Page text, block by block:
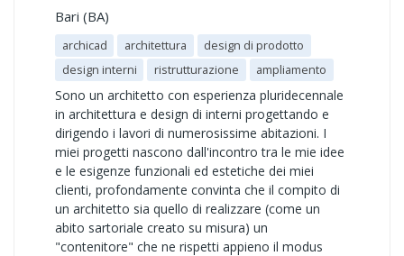
Bari (BA)
archicad architettura
design di prodotto
design interni
ristrutturazione ampliamento
Sono un architetto con esperienza pluridecennale
in architettura e design di interni progettando e
dirigendo i lavori di numerosissime abitazioni. I
miei progetti nascono dall'incontro tra le mie idee
e le esigenze funzionali ed estetiche dei miei
clienti, profondamente convinta che il compito di
un architetto sia quello di realizzare (come un
abito sartoriale creato su misura) un
"contenitore" che ne rispetti appieno il modus